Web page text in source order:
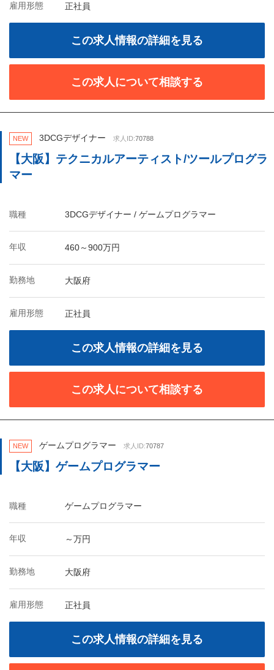
雇用形態 正社員
この求人情報の詳細を見る
この求人について相談する
NEW 3DCGデザイナー 求人ID:70788
【大阪】テクニカルアーティスト/ツールプログラ
マー
職種 3DCGデザイナー / ゲームプログラマー
年収 460～900万円
勤務地 大阪府
雇用形態 正社員
この求人情報の詳細を見る
この求人について相談する
NEW ゲームプログラマー 求人ID:70787
【大阪】ゲームプログラマー
職種 ゲームプログラマー
年収 ～万円
勤務地 大阪府
雇用形態 正社員
この求人情報の詳細を見る